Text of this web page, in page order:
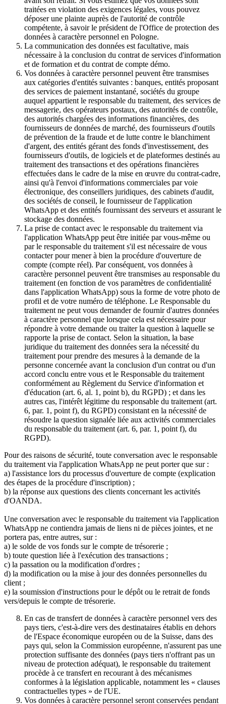
traitées en violation des exigences légales, vous pouvez
déposer une plainte auprès de l'autorité de contrôle
compétente, à savoir le président de l'Office de protection des
données à caractère personnel en Pologne.
La communication des données est facultative, mais
nécessaire à la conclusion du contrat de services d'information
et de formation et du contrat de compte démo.
Vos données à caractère personnel peuvent être transmises
aux catégories d'entités suivantes : banques, entités proposant
des services de paiement instantané, sociétés du groupe
auquel appartient le responsable du traitement, des services de
messagerie, des opérateurs postaux, des autorités de contrôle,
des autorités chargées des informations financières, des
fournisseurs de données de marché, des fournisseurs d'outils
de prévention de la fraude et de lutte contre le blanchiment
d'argent, des entités gérant des fonds d'investissement, des
fournisseurs d'outils, de logiciels et de plateformes destinés au
traitement des transactions et des opérations financières
effectuées dans le cadre de la mise en œuvre du contrat-cadre,
ainsi qu'à l'envoi d'informations commerciales par voie
électronique, des conseillers juridiques, des cabinets d'audit,
des sociétés de conseil, le fournisseur de l'application
WhatsApp et des entités fournissant des serveurs et assurant le
stockage des données.
La prise de contact avec le responsable du traitement via
l'application WhatsApp peut être initiée par vous-même ou
par le responsable du traitement s'il est nécessaire de vous
contacter pour mener à bien la procédure d'ouverture de
compte (compte réel). Par conséquent, vos données à
caractère personnel peuvent être transmises au responsable du
traitement (en fonction de vos paramètres de confidentialité
dans l'application WhatsApp) sous la forme de votre photo de
profil et de votre numéro de téléphone. Le Responsable du
traitement ne peut vous demander de fournir d'autres données
à caractère personnel que lorsque cela est nécessaire pour
répondre à votre demande ou traiter la question à laquelle se
rapporte la prise de contact. Selon la situation, la base
juridique du traitement des données sera la nécessité du
traitement pour prendre des mesures à la demande de la
personne concernée avant la conclusion d'un contrat ou d'un
accord conclu entre vous et le Responsable du traitement
conformément au Règlement du Service d'information et
d'éducation (art. 6, al. 1, point b), du RGPD) ; et dans les
autres cas, l'intérêt légitime du responsable du traitement (art.
6, par. 1, point f), du RGPD) consistant en la nécessité de
résoudre la question signalée liée aux activités commerciales
du responsable du traitement (art. 6, par. 1, point f), du
RGPD).
Pour des raisons de sécurité, toute conversation avec le responsable
du traitement via l'application WhatsApp ne peut porter que sur :
a) l'assistance lors du processus d'ouverture de compte (explication
des étapes de la procédure d'inscription) ;
b) la réponse aux questions des clients concernant les activités
d'OANDA.
Une conversation avec le responsable du traitement via l'application
WhatsApp ne contiendra jamais de liens ni de pièces jointes, et ne
portera pas, entre autres, sur :
a) le solde de vos fonds sur le compte de trésorerie ;
b) toute question liée à l'exécution des transactions ;
c) la passation ou la modification d'ordres ;
d) la modification ou la mise à jour des données personnelles du
client ;
e) la soumission d'instructions pour le dépôt ou le retrait de fonds
vers/depuis le compte de trésorerie.
En cas de transfert de données à caractère personnel vers des
pays tiers, c'est-à-dire vers des destinataires établis en dehors
de l'Espace économique européen ou de la Suisse, dans des
pays qui, selon la Commission européenne, n'assurent pas une
protection suffisante des données (pays tiers n'offrant pas un
niveau de protection adéquat), le responsable du traitement
procède à ce transfert en recourant à des mécanismes
conformes à la législation applicable, notamment les « clauses
contractuelles types » de l'UE.
Vos données à caractère personnel seront conservées pendant